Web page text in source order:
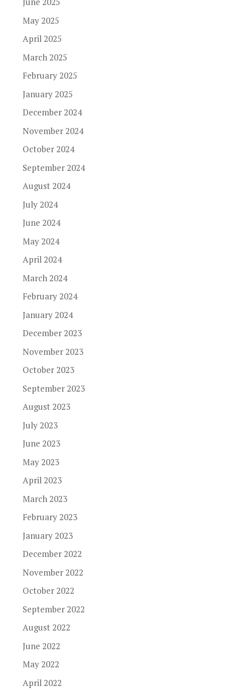
May 2025
April 2025
March 2025
February 2025
January 2025
December 2024
November 2024
October 2024
September 2024
August 2024
July 2024
June 2024
May 2024
April 2024
March 2024
February 2024
January 2024
December 2023
November 2023
October 2023
September 2023
August 2023
July 2023
June 2023
May 2023
April 2023
March 2023
February 2023
January 2023
December 2022
November 2022
October 2022
September 2022
August 2022
June 2022
May 2022
April 2022